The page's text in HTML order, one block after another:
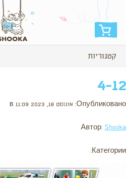
קטגוריות
4-12
Опубликовано: אוגוסט 18, 2023 в 11:09
Автор: Shooka
Категории: